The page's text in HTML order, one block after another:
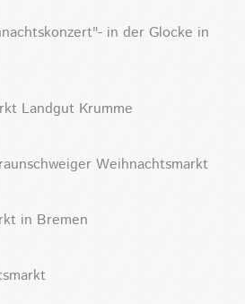
in der Glocke in
Landgut Krumme
Weihnachtsmarkt
in Bremen